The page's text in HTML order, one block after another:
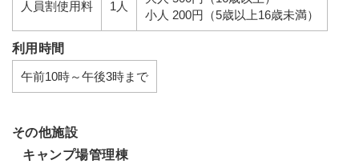
人員割使用料 1人
小人 200円（5歳以上16歳未満）
利用時間
午前10時～午後3時まで
その他施設
キャンプ場管理棟